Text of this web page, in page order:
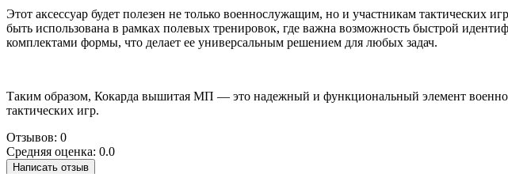
Этот аксессуар будет полезен не только военнослужащим, но и участникам
быть использована в рамках полевых тренировок, где важна возможность быстрой
комплектами формы, что делает ее универсальным решением для любых задач.
Таким образом, Кокарда вышитая МП — это надежный и функциональный элемент
тактических игр.
Отзывов: 0
Средняя оценка: 0.0
Написать отзыв